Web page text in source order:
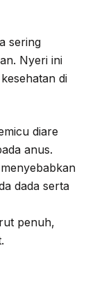
sering
Nyeri ini
di
diare
anus.
dada serta
penuh,